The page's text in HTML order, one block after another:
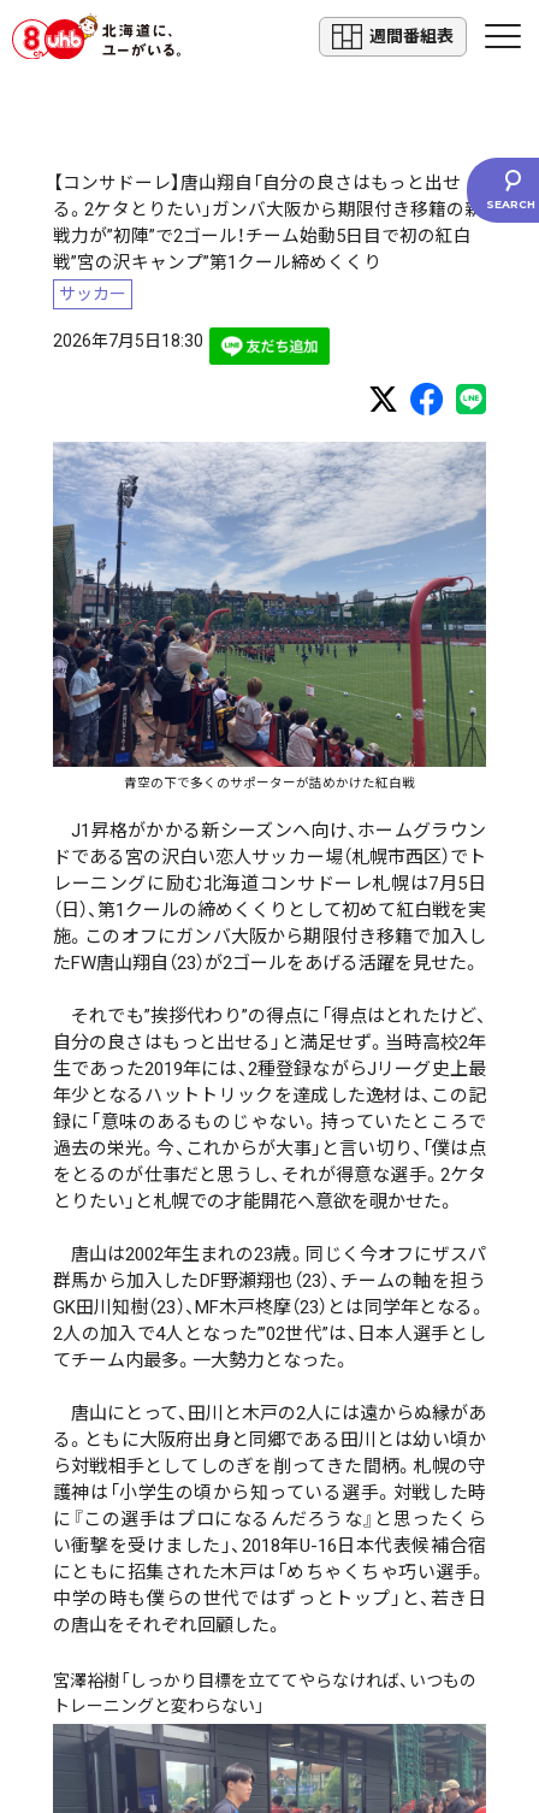
週間番組表
【コンサドーレ】唐山翔自「自分の良さはもっと出せ
る。2ケタとりたい」ガンバ大阪から期限付き移籍の新
戦力が”初陣”で2ゴール！チーム始動5日目で初の紅白
戦”宮の沢キャンプ”第1クール締めくくり
サッカー
2026年7月5日18:30
青空の下で多くのサポーターが詰めかけた紅白戦
J1昇格がかかる新シーズンへ向け、ホームグラウン
ドである宮の沢白い恋人サッカー場（札幌市西区）でト
レーニングに励む北海道コンサドーレ札幌は7月5日
（日）、第1クールの締めくくりとして初めて紅白戦を実
施。このオフにガンバ大阪から期限付き移籍で加入し
たFW唐山翔自（23）が2ゴールをあげる活躍を見せた。
それでも”挨拶代わり”の得点に「得点はとれたけど、
自分の良さはもっと出せる」と満足せず。当時高校2年
生であった2019年には、2種登録ながらJリーグ史上最
年少となるハットトリックを達成した逸材は、この記
録に「意味のあるものじゃない。持っていたところで
過去の栄光。今、これからが大事」と言い切り、「僕は点
をとるのが仕事だと思うし、それが得意な選手。2ケタ
とりたい」と札幌での才能開花へ意欲を覗かせた。
唐山は2002年生まれの23歳。同じく今オフにザスパ
群馬から加入したDF野瀬翔也（23）、チームの軸を担う
GK田川知樹（23）、MF木戸柊摩（23）とは同学年となる。
2人の加入で4人となった”’02世代”は、日本人選手とし
てチーム内最多。一大勢力となった。
唐山にとって、田川と木戸の2人には遠からぬ縁があ
る。ともに大阪府出身と同郷である田川とは幼い頃か
ら対戦相手としてしのぎを削ってきた間柄。札幌の守
護神は「小学生の頃から知っている選手。対戦した時
に『この選手はプロになるんだろうな』と思ったくら
い衝撃を受けました」、2018年U-16日本代表候補合宿
にともに招集された木戸は「めちゃくちゃ巧い選手。
中学の時も僕らの世代ではずっとトップ」と、若き日
の唐山をそれぞれ回顧した。
宮澤裕樹「しっかり目標を立ててやらなければ、いつもの
トレーニングと変わらない」